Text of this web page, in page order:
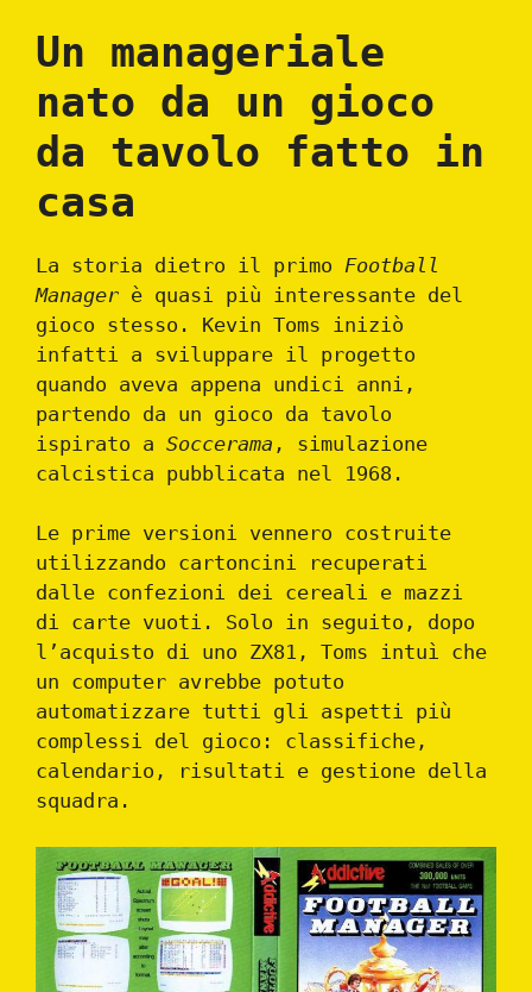
Un manageriale
nato da un gioco
da tavolo fatto in
casa
La storia dietro il primo Football
Manager è quasi più interessante del
gioco stesso. Kevin Toms iniziò
infatti a sviluppare il progetto
quando aveva appena undici anni,
partendo da un gioco da tavolo
ispirato a Soccerama , simulazione
calcistica pubblicata nel 1968.
Le prime versioni vennero costruite
utilizzando cartoncini recuperati
dalle confezioni dei cereali e mazzi
di carte vuoti. Solo in seguito, dopo
l’acquisto di uno ZX81, Toms intuì che
un computer avrebbe potuto
automatizzare tutti gli aspetti più
complessi del gioco: classifiche,
calendario, risultati e gestione della
squadra.